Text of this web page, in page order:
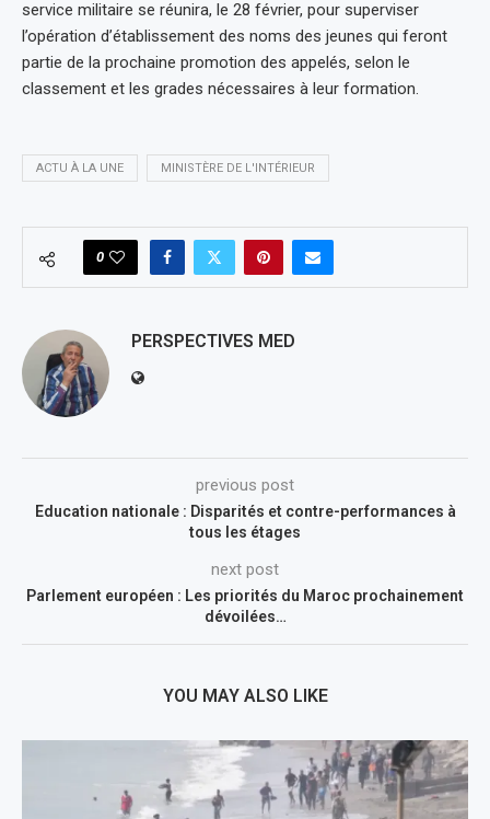
service militaire se réunira, le 28 février, pour superviser
l’opération d’établissement des noms des jeunes qui feront
partie de la prochaine promotion des appelés, selon le
classement et les grades nécessaires à leur formation.
ACTU À LA UNE MINISTÈRE DE L'INTÉRIEUR
0
PERSPECTIVES MED
previous post
Education nationale : Disparités et contre-performances à
tous les étages
next post
Parlement européen : Les priorités du Maroc prochainement
dévoilées…
YOU MAY ALSO LIKE